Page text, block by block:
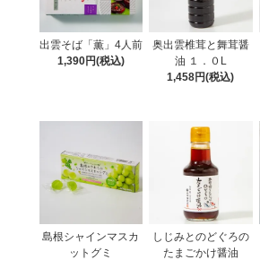
出雲そば「薫」4人前
1,390円(税込)
奥出雲椎茸と舞茸醤
油 １．０L
1,458円(税込)
島根シャインマスカ
ットグミ
しじみとのどぐろの
たまごかけ醤油